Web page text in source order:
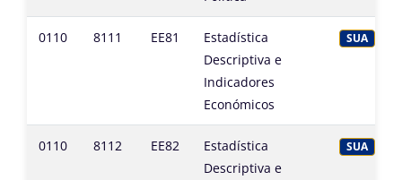
0110 8111 EE81
Estadística
Descriptiva e
Indicadores
Económicos
SUA
0110 8112 EE82
Estadística
Descriptiva e
SUA